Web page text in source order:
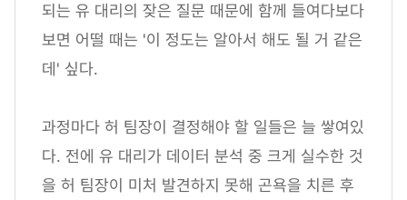
되는 유 대리의 잦은 질문 때문에 함께 들여다보다
보면 어떨 때는 '이 정도는 알아서 해도 될 거 같은
데' 싶다.
과정마다 허 팀장이 결정해야 할 일들은 늘 쌓여있
다. 전에 유 대리가 데이터 분석 중 크게 실수한 것
을 허 팀장이 미처 발견하지 못해 곤욕을 치른 후